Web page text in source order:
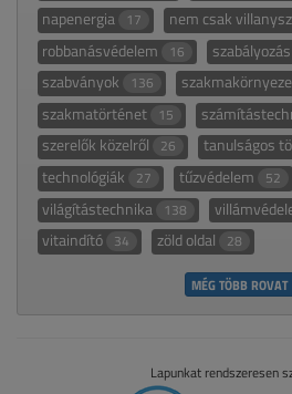
napenergia 17 nem csak
robbanásvédelem 16 szabályozás
szabványok 136
szakmatörténet 15
szerelők közelről 26 tanulságos
technológiák 27 tűzvédelem 52
világítástechnika 138
vitaindító 34 zöld oldal 28
MÉG TÖBB
Lapunkat rendszeresen